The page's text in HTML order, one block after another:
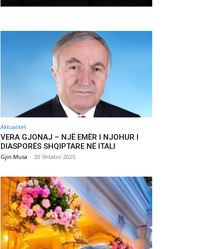
Aktualitet
VERA GJONAJ – NJË EMËR I NJOHUR I
DIASPORËS SHQIPTARE NË ITALI
Gjin Musa - 20 Shtator 2025